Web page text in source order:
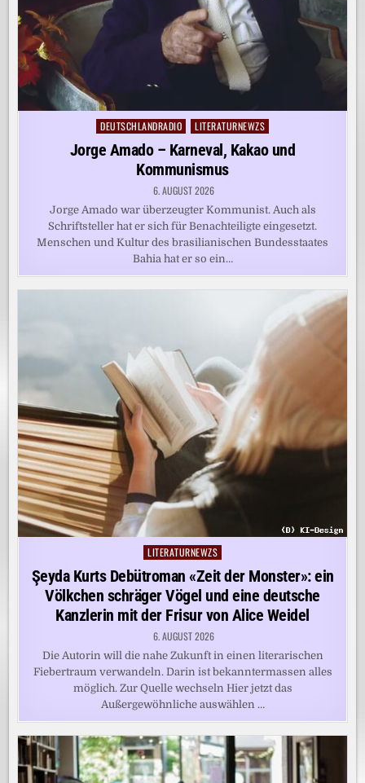
Posted
DEUTSCHLANDRADIO LITERATURNEWZS
Jorge Amado – Karneval, Kakao und
Kommunismus
6. AUGUST 2026
Jorge Amado war überzeugter Kommunist. Auch als
Schriftsteller hat er sich für Benachteiligte eingesetzt.
Menschen und Kultur des brasilianischen Bundesstaates
Bahia hat er so ein…
Posted
LITERATURNEWZS
Şeyda Kurts Debütroman «Zeit der Monster»: ein
Völkchen schräger Vögel und eine deutsche
Kanzlerin mit der Frisur von Alice Weidel
6. AUGUST 2026
Die Autorin will die nahe Zukunft in einen literarischen
Fiebertraum verwandeln. Darin ist bekanntermassen alles
möglich. Zur Quelle wechseln Hier jetzt das
Außergewöhnliche auswählen …